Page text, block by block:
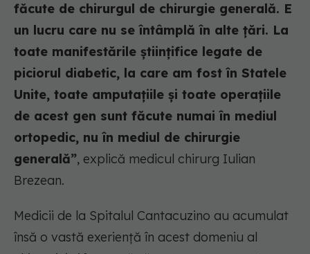
făcute de chirurgul de chirurgie generală. E
un lucru care nu se întâmplă în alte țări. La
toate manifestările științifice legate de
piciorul diabetic, la care am fost în Statele
Unite, toate amputațiile și toate operațiile
de acest gen sunt făcute numai în mediul
ortopedic, nu în mediul de chirurgie
generală”, explică medicul chirurg Iulian
Brezean.
Medicii de la Spitalul Cantacuzino au acumulat
însă o vastă exeriență în acest domeniu al